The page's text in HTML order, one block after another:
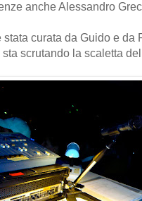
anche Alessandro
stata curata da Guido e
scrutando la scaletta